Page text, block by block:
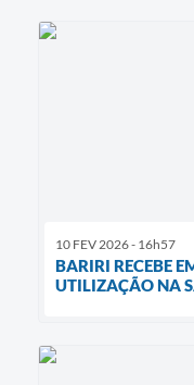
10 FEV 2026 - 16h57
BARIRI RECEBE
UTILIZAÇÃO NA